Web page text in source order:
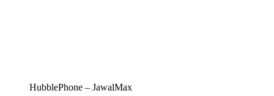
HubblePhone – JawalMax